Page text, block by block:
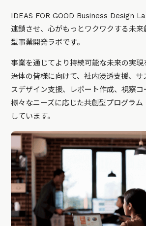
IDEAS FOR GOOD Business Design
連鎖させ、心がもっとワクワクする未来
型事業開発ラボです。
事業を通じてより持続可能な未来の実現
治体の皆様に向けて、社内浸透支援、サ
スデザイン支援、レポート作成、視察コ
様々なニーズに応じた共創型プログラ
しています。